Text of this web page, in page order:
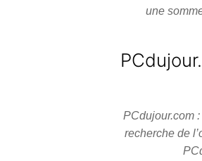
une
PCdujour.com
recherche de